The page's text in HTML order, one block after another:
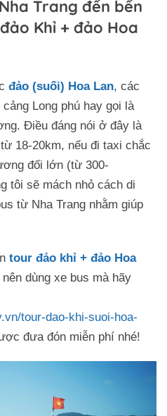
Trang đến bến
Khỉ + đảo Hoa
đảo (suối) Hoa Lan, các
Long phú hay gọi là
Điều đáng nói ở đây là
18-20km, nếu đi taxi chắc
đối lớn (từ 300-
tôi sẽ mách nhỏ cách di
từ Nha Trang nhằm giúp
tour đảo khỉ + đảo Hoa
dùng xe bus mà hãy
tour-dao-khi-suoi-hoa-
đưa đón miễn phí nhé!